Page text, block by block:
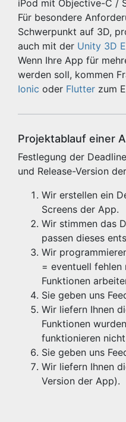
iPod mit Objective-C /
Für besondere
Schwerpunkt auf 3D,
auch mit der Unity 3D
Wenn Ihre App für
werden soll, kommen
Ionic oder Flutter zum
Projektablauf einer
Festlegung der
und Release-Version
Wir erstellen ein
Screens der App.
Wir stimmen das
passen dieses
Wir
= eventuell fehlen
Funktionen
Sie geben uns
Wir liefern Ihnen
Funktionen
funktionieren
Sie geben uns
Wir liefern Ihnen
Version der App).